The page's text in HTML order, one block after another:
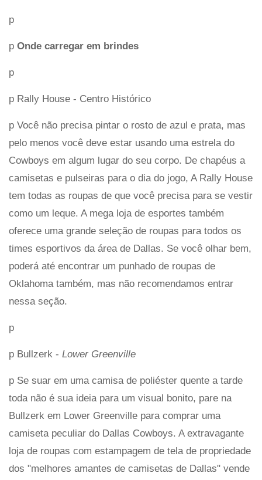
p
p Onde carregar em brindes
p
p Rally House - Centro Histórico
p Você não precisa pintar o rosto de azul e prata, mas
pelo menos você deve estar usando uma estrela do
Cowboys em algum lugar do seu corpo. De chapéus a
camisetas e pulseiras para o dia do jogo, A Rally House
tem todas as roupas de que você precisa para se vestir
como um leque. A mega loja de esportes também
oferece uma grande seleção de roupas para todos os
times esportivos da área de Dallas. Se você olhar bem,
poderá até encontrar um punhado de roupas de
Oklahoma também, mas não recomendamos entrar
nessa seção.
p
p Bullzerk - Lower Greenville
p Se suar em uma camisa de poliéster quente a tarde
toda não é sua ideia para um visual bonito, pare na
Bullzerk em Lower Greenville para comprar uma
camiseta peculiar do Dallas Cowboys. A extravagante
loja de roupas com estampagem de tela de propriedade
dos "melhores amantes de camisetas de Dallas" vende